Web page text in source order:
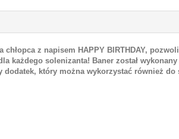
chłopca z napisem HAPPY BIRTHDAY,
każdego solenizanta! Baner został
dodatek, który można wykorzystać również